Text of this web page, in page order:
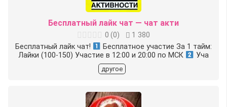
Бесплатный лайк чат — чат акти
0 (0)
1 380
Бесплатный лайк чат!
Бесплатное участие За 1 тайм:
Лайки (100-150) Участие в 12:00 и 20:00 по МСК
Уча
другое